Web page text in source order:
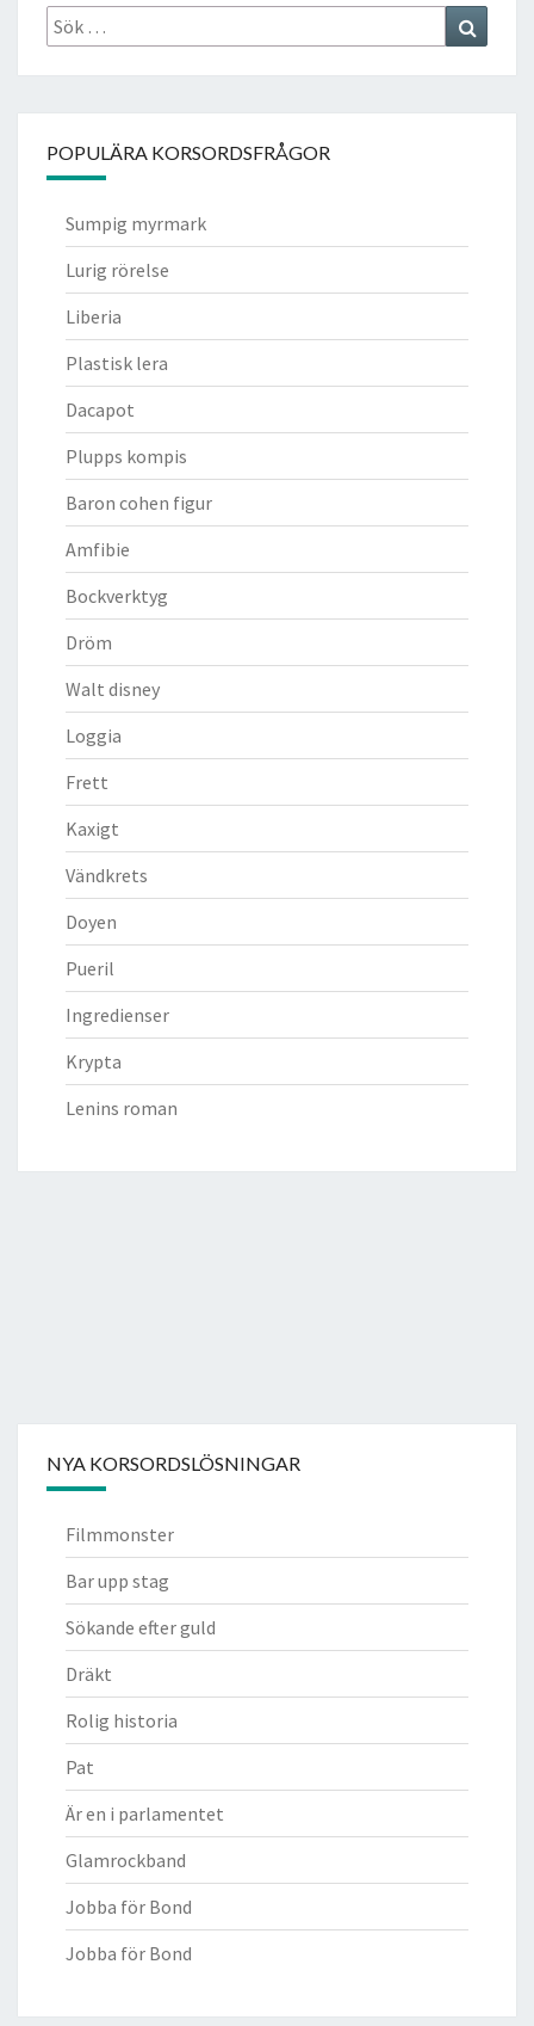
Sök
efter:
POPULÄRA KORSORDSFRÅGOR
Sumpig myrmark
Lurig rörelse
Liberia
Plastisk lera
Dacapot
Plupps kompis
Baron cohen figur
Amfibie
Bockverktyg
Dröm
Walt disney
Loggia
Frett
Kaxigt
Vändkrets
Doyen
Pueril
Ingredienser
Krypta
Lenins roman
NYA KORSORDSLÖSNINGAR
Filmmonster
Bar upp stag
Sökande efter guld
Dräkt
Rolig historia
Pat
Är en i parlamentet
Glamrockband
Jobba för Bond
Jobba för Bond